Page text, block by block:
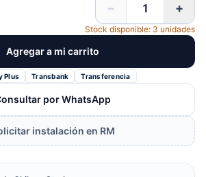
− +
Stock disponible: 3 unidades
Agregar a mi carrito
Plus Transbank Transferencia
por WhatsApp
instalación en RM